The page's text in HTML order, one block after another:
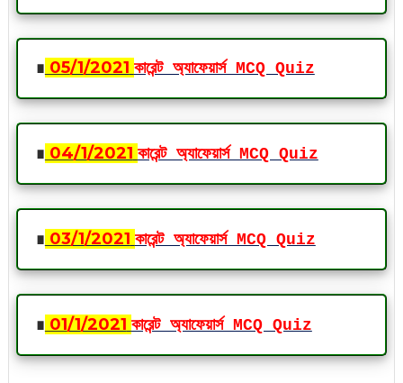
∎ 05/1/2021 কারেন্ট অ্যাফেয়ার্স MCQ Quiz
∎ 04/1/2021 কারেন্ট অ্যাফেয়ার্স MCQ Quiz
∎ 03/1/2021 কারেন্ট অ্যাফেয়ার্স MCQ Quiz
∎ 01/1/2021 কারেন্ট অ্যাফেয়ার্স MCQ Quiz